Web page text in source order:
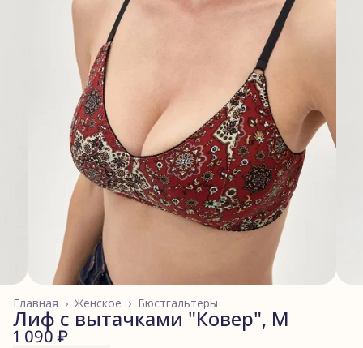
Бюстгальтеры
Женское ›
Главная ›
Лиф с вытачками "Ковер", M
1 090 ₽